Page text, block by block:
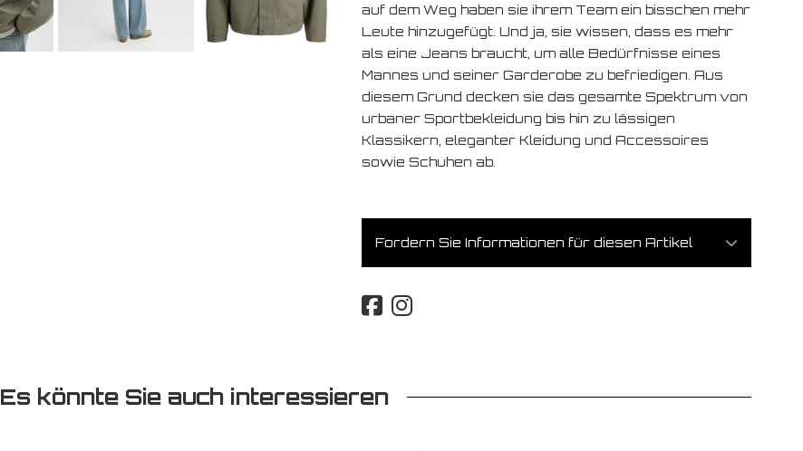
auf dem Weg haben sie ihrem Team ein bisschen mehr
Leute hinzugefügt. Und ja, sie wissen, dass es mehr
als eine Jeans braucht, um alle Bedürfnisse eines
Mannes und seiner Garderobe zu befriedigen. Aus
diesem Grund decken sie das gesamte Spektrum von
urbaner Sportbekleidung bis hin zu lässigen
Klassikern, eleganter Kleidung und Accessoires
sowie Schuhen ab.
Fordern Sie Informationen für diesen Artikel
Es könnte Sie auch interessieren